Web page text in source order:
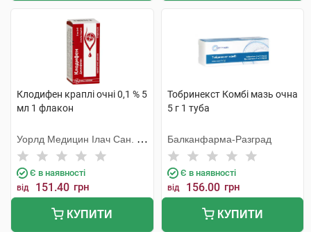
Клодифен краплі очні 0,1 % 5
мл 1 флакон
Уорлд Медицин Ілач Сан. Ве
Тідж
Є в наявності
від 151.40 грн
КУПИТИ
Тобринекст Комбі мазь очна
5 г 1 туба
Балканфарма-Разград
Є в наявності
від 156.00 грн
КУПИТИ